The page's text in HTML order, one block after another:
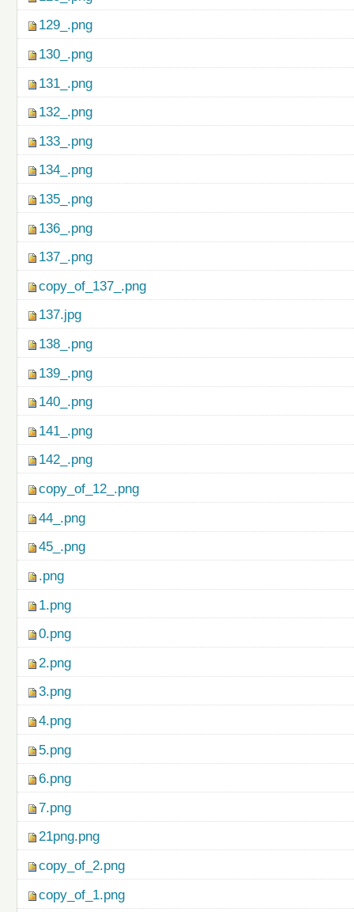
129_.png
130_.png
131_.png
132_.png
133_.png
134_.png
135_.png
136_.png
137_.png
copy_of_137_.png
137.jpg
138_.png
139_.png
140_.png
141_.png
142_.png
copy_of_12_.png
44_.png
45_.png
.png
1.png
0.png
2.png
3.png
4.png
5.png
6.png
7.png
21png.png
copy_of_2.png
copy_of_1.png